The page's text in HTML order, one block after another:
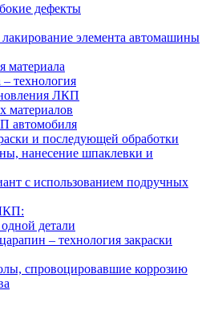
дефекты
элемента автомашины
материала
технология
ЛКП
материалов
автомобиля
и последующей обработки
нанесение шпаклевки и
с использованием подручных
детали
– технология закраски
спровоцировавшие коррозию